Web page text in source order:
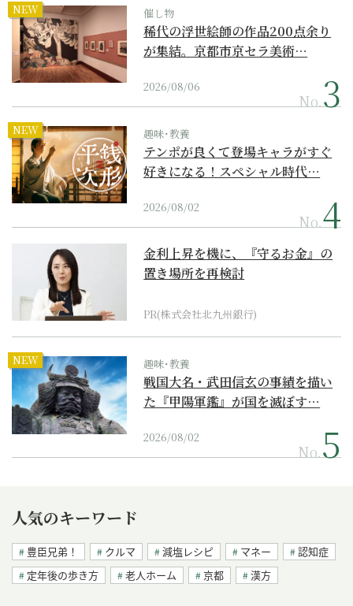
NEW 催し物
稀代の浮世絵師の作品200点余り
が集結。京都市京セラ美術…
2026/08/06
No.
NEW 趣味･教養
テンポが良くて登場キャラがすぐ
好きになる！スペシャル時代…
2026/08/02
No.
金利上昇を機に、『守るお金』の
置き場所を再検討
PR(株式会社北九州銀行)
NEW 趣味･教養
戦国大名・武田信玄の事績を描い
た『甲陽軍鑑』が国を滅ぼす…
2026/08/02
No.
人気のキーワード
豊臣兄弟！ クルマ 減塩レシピ マネー
認知症
定年後の歩き方
老人ホーム 京都 漢方